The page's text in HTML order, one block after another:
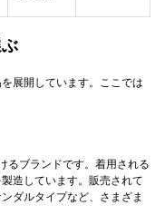
展開しています。ここでは
るブランドです。着用される
造しています。販売されて
ダルタイプなど、さまざま